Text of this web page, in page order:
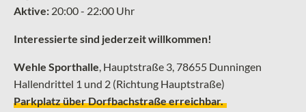
Aktive: 20:00 - 22:00 Uhr
Interessierte sind jederzeit willkommen!
Wehle Sporthalle, ­Hauptstraße 3, 78655 Dunningen
Hallendrittel 1 und 2 (Richtung Hauptstraße)
Parkplatz über Dorfbachstraße erreichbar.